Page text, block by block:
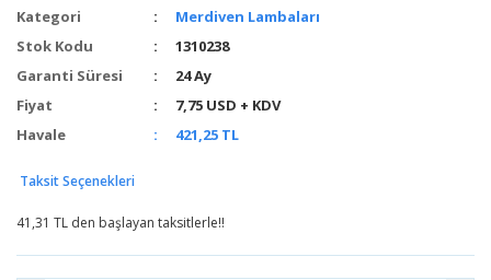
Kategori
Merdiven Lambaları
Stok Kodu
1310238
Garanti Süresi
24 Ay
Fiyat
7,75 USD + KDV
Havale
421,25 TL
Taksit Seçenekleri
41,31 TL den başlayan taksitlerle!!